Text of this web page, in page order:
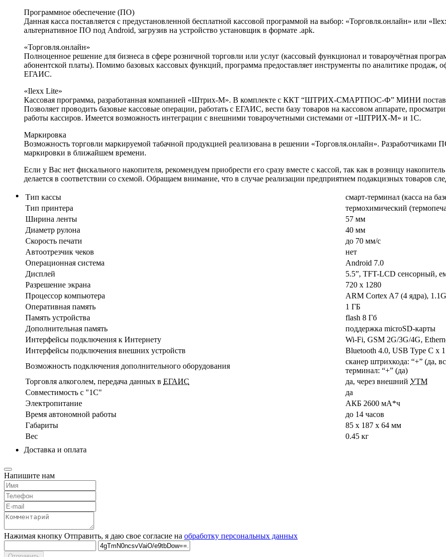
Программное обеспечение (ПО)
Данная касса поставляется с предустановленной бесплатной кассовой программой на выбор: «Торговля.онлайн»
альтернативное ПО под Android, загрузив на устройство установщик в формате .apk.
«Торговля.онлайн»
Полноценное решение для бизнеса в сфере розничной торговли или услуг (кассовый функционал и товароучётная
абонентской платы). Помимо базовых кассовых функций, программа предоставляет инструменты по аналитике продаж,
ЕГАИС.
«Ilexx Lite»
Кассовая программа, разработанная компанией «Штрих-М». В комплекте с ККТ “ШТРИХ-СМАРТПОС-Ф” МИНИ
Позволяет проводить базовые кассовые операции, работать с ЕГАИС, вести базу товаров на кассовом аппарате,
работы кассиров. Имеется возможность интеграции с внешними товароучетными системами от «ШТРИХ-М» и 1С.
Маркировка
Возможность торговли маркируемой табачной продукцией реализована в решении «Торговля.онлайн». Разработчиками
маркировки в ближайшем времени.
Если у Вас нет фискального накопителя, рекомендуем приобрести его сразу вместе с кассой, так как в розницу
делается в соответствии со схемой. Обращаем внимание, что в случае реализации предприятием подакцизных товаров
Тип кассы
смарт-терминал (касса на
Тип принтера
термохимический
Ширина ленты
57 мм
Диаметр рулона
40 мм
Скорость печати
до 70 мм/с
Автоотрезчик чеков
нет
Операционная система
Android 7.0
Дисплей
5.5”, TFT-LCD сенсорный,
Разрешение экрана
720 x 1280
Процессор компьютера
ARM Cortex A7 (4 ядра),
Оперативная память
1 ГБ
Память устройства
flash 8 Гб
Дополнительная память
поддержка microSD-карты
Интерфейсы подключения к Интернету
Wi-Fi, GSM 2G/3G/4G,
Интерфейсы подключения внешних устройств
Bluetooth 4.0, USB Type C x 1
Возможность подключения дополнительного оборудования
сканер штрихкода: “+” (да,
терминал: “+” (да)
Торговля алкоголем, передача данных в ЕГАИС да, через внешний УТМ
Совместимость с
1С
да
Электропитание
АКБ 2600 мА*ч
Время автономной работы
до 14 часов
Габариты
85 х 187 х 64 мм
Вес
0.45 кг
Доставка и оплата
Напишите нам
Нажимая кнопку Отправить, я даю свое согласие на обработку персональных данных